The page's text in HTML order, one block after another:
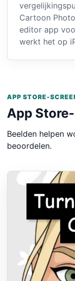
Cartoon
editor app
werkt het op
APP STORE-
App
Beelden helpen
beoordelen.